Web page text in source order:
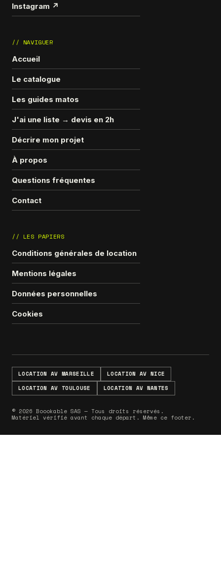
Instagram ↗
// NAVIGUER
Accueil
Le catalogue
Les guides matos
J'ai une liste → devis en 2h
Décrire mon projet
À propos
Questions fréquentes
Contact
// LES PAPIERS
Conditions générales de location
Mentions légales
Données personnelles
Cookies
LOCATION AV MARSEILLE
LOCATION AV NICE
LOCATION AV TOULOUSE
LOCATION AV NANTES
© 2026 Boookable SAS — Tous droits réservés.
Matériel vérifié avant chaque départ. Même ce footer.